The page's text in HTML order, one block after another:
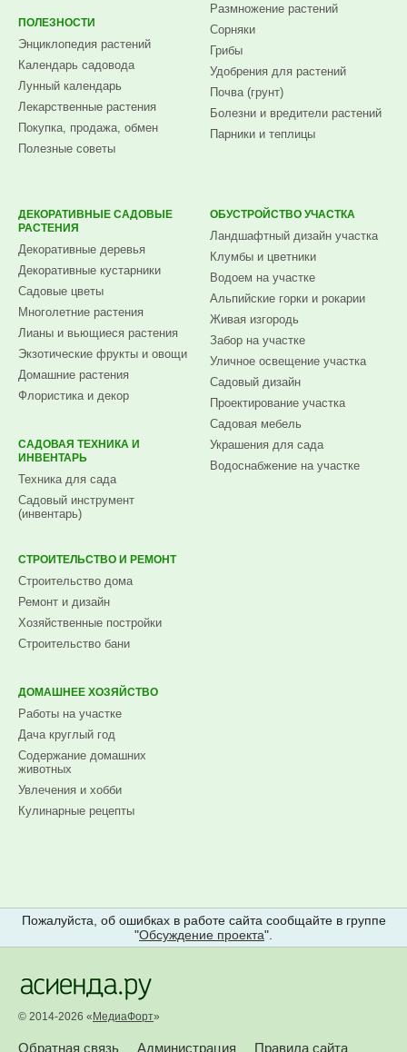
ПОЛЕЗНОСТИ
Энциклопедия растений
Календарь садовода
Лунный календарь
Лекарственные растения
Покупка, продажа, обмен
Полезные советы
Размножение растений
Сорняки
Грибы
Удобрения для растений
Почва (грунт)
Болезни и вредители растений
Парники и теплицы
ДЕКОРАТИВНЫЕ САДОВЫЕ
РАСТЕНИЯ
Декоративные деревья
Декоративные кустарники
Садовые цветы
Многолетние растения
Лианы и вьющиеся растения
Экзотические фрукты и овощи
Домашние растения
Флористика и декор
САДОВАЯ ТЕХНИКА И
ИНВЕНТАРЬ
Техника для сада
Садовый инструмент
(инвентарь)
ОБУСТРОЙСТВО УЧАСТКА
Ландшафтный дизайн участка
Клумбы и цветники
Водоем на участке
Альпийские горки и рокарии
Живая изгородь
Забор на участке
Уличное освещение участка
Садовый дизайн
Проектирование участка
Садовая мебель
Украшения для сада
Водоснабжение на участке
СТРОИТЕЛЬСТВО И РЕМОНТ
Строительство дома
Ремонт и дизайн
Хозяйственные постройки
Строительство бани
ДОМАШНЕЕ ХОЗЯЙСТВО
Работы на участке
Дача круглый год
Содержание домашних
животных
Увлечения и хобби
Кулинарные рецепты
Пожалуйста, об ошибках в работе сайта сообщайте в группе
"Обсуждение проекта".
© 2014-2026 «МедиаФорт»
Обратная связь Администрация Правила сайта